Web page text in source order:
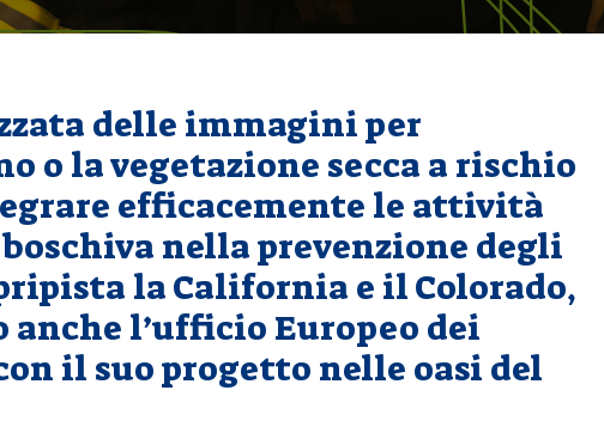
delle immagini per
o la vegetazione secca a rischio
efficacemente le attività
nella prevenzione degli
la California e il Colorado,
anche l’ufficio Europeo dei
il suo progetto nelle oasi del